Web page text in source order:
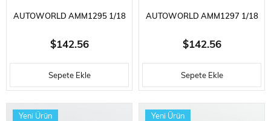
AUTOWORLD AMM1295 1/18
ÖLÇEK, 1955 CHEVROLET BEL
AIR HARDTOP HEMMINGS,
SERGILEMEYE HAZIR METAL
ARABA MODELI
$142.56
Sepete Ekle
AUTOWORLD AMM1297 1/18
ÖLÇEK, 1967 CHEVROLET
CAMARO Z/28 RS (MCACN),
ROYAL PLUM, SERGILEMEYE
HAZIR METAL ARABA MODELI
$142.56
Sepete Ekle
Yeni Ürün Yeni Ürün